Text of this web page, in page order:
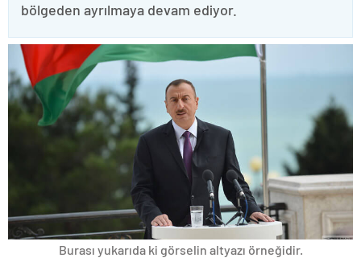
bölgeden ayrılmaya devam ediyor.
Burası yukarıda ki görselin altyazı örneğidir.